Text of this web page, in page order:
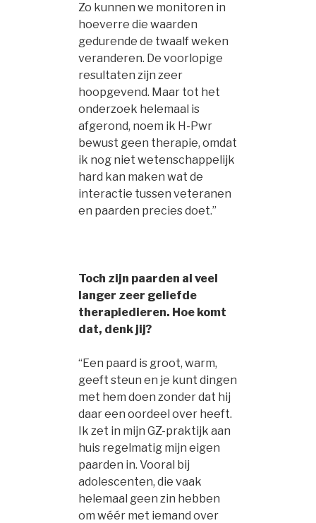
Zo kunnen we monitoren in
hoeverre die waarden
gedurende de twaalf weken
veranderen. De voorlopige
resultaten zijn zeer
hoopgevend. Maar tot het
onderzoek helemaal is
afgerond, noem ik H-Pwr
bewust geen therapie, omdat
ik nog niet wetenschappelijk
hard kan maken wat de
interactie tussen veteranen
en paarden precies doet.”
Toch zijn paarden al veel
langer zeer geliefde
therapiedieren. Hoe komt
dat, denk jij?
“Een paard is groot, warm,
geeft steun en je kunt dingen
met hem doen zonder dat hij
daar een oordeel over heeft.
Ik zet in mijn GZ-praktijk aan
huis regelmatig mijn eigen
paarden in. Vooral bij
adolescenten, die vaak
helemaal geen zin hebben
om wéér met iemand over